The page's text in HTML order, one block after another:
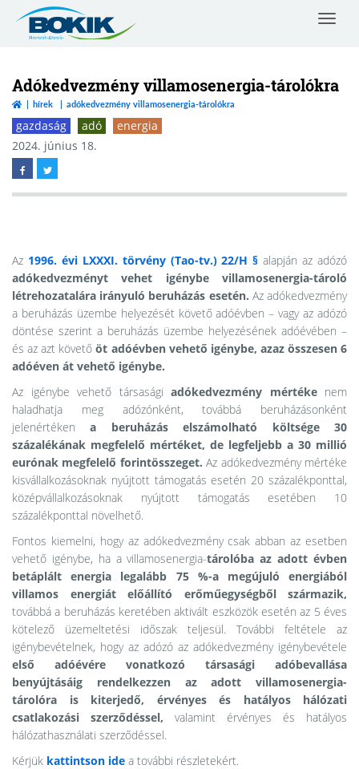
Zemplén
Vármegyei
Kereskedelmi
és
Iparkamara
Toggle
Adókedvezmény villamosenergia-tárolókra
hírek adókedvezmény villamosenergia-tárolókra
gazdaság adó
energia
2024. június 18.
Az 1996. évi LXXXI. törvény (Tao-tv.) 22/H § alapján az adózó
adókedvezményt vehet igénybe villamosenergia-tároló
létrehozatalára irányuló beruházás esetén. Az adókedvezmény
a beruházás üzembe helyezését követő adóévben – vagy az adózó
döntése szerint a beruházás üzembe helyezésének adóévében –
és az azt követőöt adóévben vehető igénybe, azaz összesen 6
adóéven át vehető igénybe.
Az igénybe vehető társasági adókedvezmény mértékenem
haladhatja meg adózónként, továbbá beruházásonként
jelenértékena beruházás elszámolható költsége 30
százalékának megfelelő mértéket, de legfeljebb a 30 millió
eurónak megfelelő forintösszeget.Az adókedvezmény mértéke
kisvállalkozásoknak nyújtott támogatás esetén 20 százalékponttal,
középvállalkozásoknak nyújtott támogatás esetében 10
százalékponttal növelhető.
Fontos kiemelni, hogy az adókedvezmény csak abban az esetben
vehető igénybe, ha a villamosenergia-tárolóba az adott évben
betáplált energia legalább 75 %-a megújuló energiából
villamos energiát előállító erőműegységből származik,
továbbá a beruházás keretében aktivált eszközök esetén az 5 éves
kötelező üzemeltetési időszak teljesül. További feltétele az
igénybevételnek, hogy az adózó az adókedvezmény igénybevétele
első adóévére vonatkozó társasági adóbevallása
benyújtásáig rendelkezzen az adott villamosenergia-
tárolóra is kiterjedő, érvényes és hatályos hálózati
csatlakozási szerződéssel, valamint érvényes és hatályos
hálózathasználati szerződéssel.
Kérjük kattintson ide a további részletekért.